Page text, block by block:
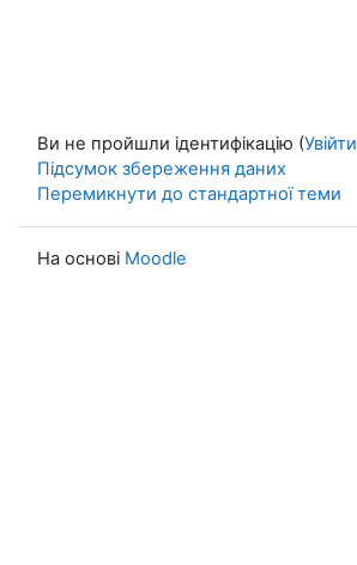
Ви не пройшли ідентифікацію (Увійти
Підсумок збереження даних
Перемикнути до стандартної теми
На основі Moodle